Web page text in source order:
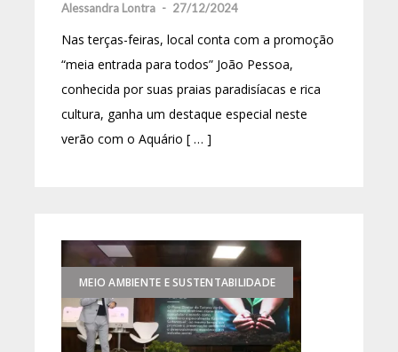
Alessandra Lontra - 27/12/2024
Nas terças-feiras, local conta com a promoção
“meia entrada para todos” João Pessoa,
conhecida por suas praias paradisíacas e rica
cultura, ganha um destaque especial neste
verão com o Aquário [ … ]
MEIO AMBIENTE E SUSTENTABILIDADE